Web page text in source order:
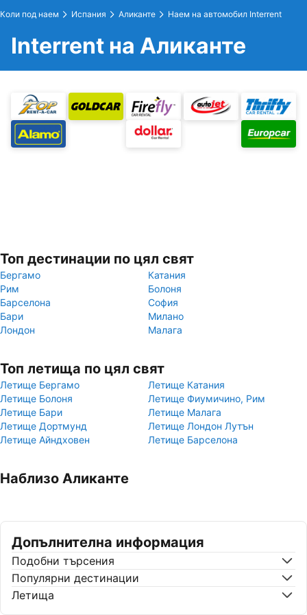
Коли под наем Испания Аликанте Наем на автомобил Interrent
Interrent на Аликанте
Топ дестинации по цял свят
Бергамо
Катания
Рим
Болоня
Барселона
София
Бари
Милано
Лондон
Малага
Топ летища по цял свят
Летище Бергамо
Летище Катания
Летище Болоня
Летище Фиумичино, Рим
Летище Бари
Летище Малага
Летище Дортмунд
Летище Лондон Лутън
Летище Айндховен
Летище Барселона
Наблизо Аликанте
Допълнителна информация
Подобни търсения
Популярни дестинации
Летища